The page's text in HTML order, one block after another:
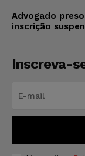
Advogado
inscrição
Inscreva-